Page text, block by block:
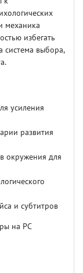
механика
избегать
система выбора,
усиления
развития
окружения для
и субтитров
на PC